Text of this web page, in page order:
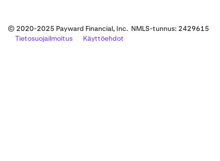
© 2020-2025 Payward Financial, Inc. NMLS-tunnus: 2429615
Tietosuojailmoitus
Käyttöehdot